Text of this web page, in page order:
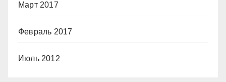
Март 2017
Февраль 2017
Июль 2012